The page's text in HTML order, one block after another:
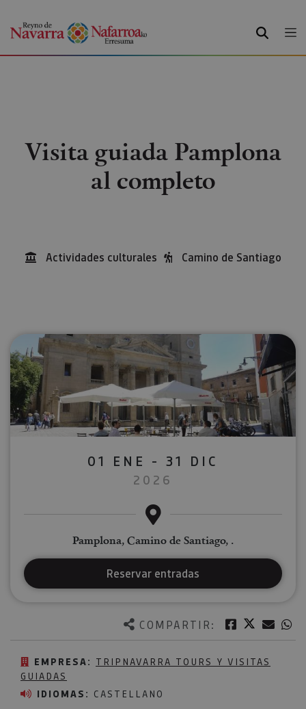
BUSCAR
Visita guiada Pamplona
al completo
Actividades culturales Camino de Santiago
COMPARTIR: Facebook
Twitter
EMPRESA: TRIPNAVARRA TOURS Y VISITAS
GUIADAS
IDIOMAS: CASTELLANO
01 ENE - 31 DIC
2026
Pamplona, Camino de Santiago, .
Reservar entradas